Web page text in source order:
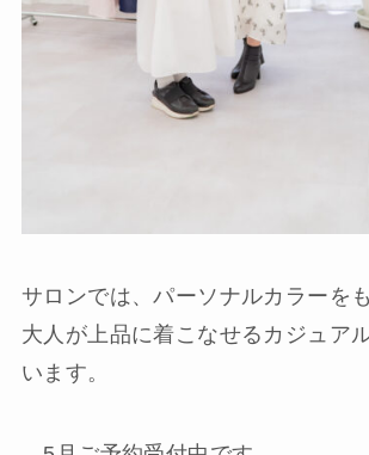
サロンでは、パーソナルカラーを
大人が上品に着こなせるカジュア
います。